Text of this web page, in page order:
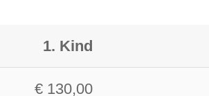
1. Kind
€ 130,00